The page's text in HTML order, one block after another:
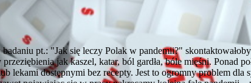
pt.: "Jak się leczy Polak w pandemii?"
jak kaszel, katar, ból gardła, bóle mięśni. Ponad
lekami dostępnymi bez recepty. Jest to ogromny problem dla